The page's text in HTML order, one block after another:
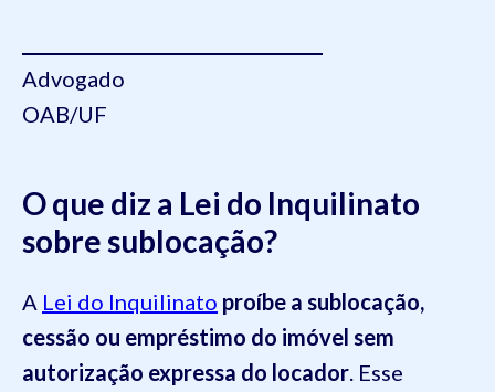
Advogado
OAB/UF
O que diz a Lei do Inquilinato
sobre sublocação?
A Lei do Inquilinato proíbe a sublocação,
cessão ou empréstimo do imóvel sem
autorização expressa do locador . Esse